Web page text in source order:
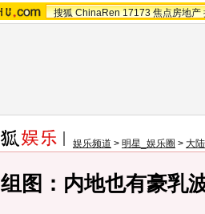
搜狐 ChinaRen 17173 焦点房地产
娱乐频道 > 明星_娱乐圈 > 大
组图：内地也有豪乳